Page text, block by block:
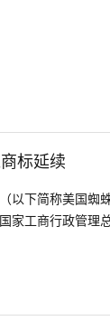
标延续
以下简称美国蜘
家工商行政管